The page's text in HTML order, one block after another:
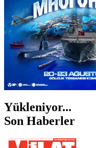
Yükleniyor...
Son Haberler